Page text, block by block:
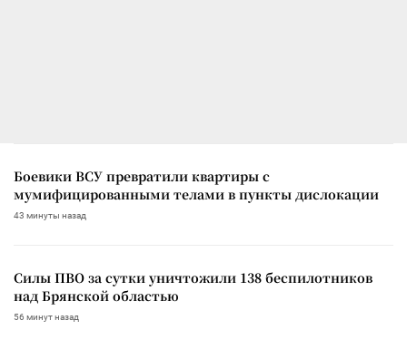
Боевики ВСУ превратили квартиры с
мумифицированными телами в пункты дислокации
43 минуты назад
Силы ПВО за сутки уничтожили 138 беспилотников
над Брянской областью
56 минут назад